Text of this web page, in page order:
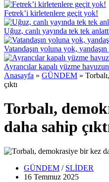
Fetrek’i kirletenlere geçit yok!
Uğuz, canlı yayında tek tek
Vatandaşın yoluna yok, yandaşın
Ayrancılar kapalı yüzme
Anasayfa » GÜNDEM »
çıktı
Torbalı,
daha sahip
GÜNDEM / SLİDER
16 Temmuz 2025